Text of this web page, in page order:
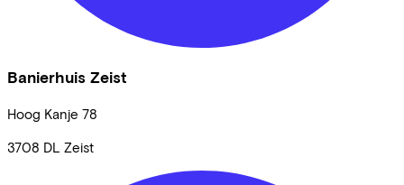
Banierhuis Zeist
Hoog Kanje 78
3708 DL Zeist